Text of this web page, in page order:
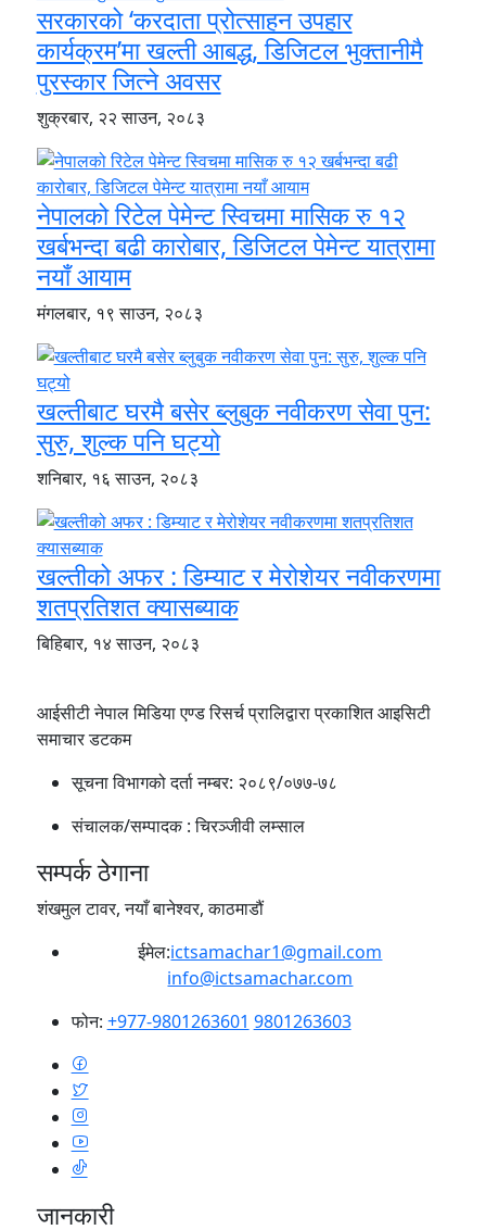
सरकारको ‘करदाता प्रोत्साहन उपहार
कार्यक्रम’मा खल्ती आबद्ध, डिजिटल भुक्तानीमै
पुरस्कार जित्ने अवसर
शुक्रबार, २२ साउन, २०८३
नेपालको रिटेल पेमेन्ट स्विचमा मासिक रु १२
खर्बभन्दा बढी कारोबार, डिजिटल पेमेन्ट यात्रामा
नयाँ आयाम
मंगलबार, १९ साउन, २०८३
खल्तीबाट घरमै बसेर ब्लुबुक नवीकरण सेवा पुन:
सुरु, शुल्क पनि घट्यो
शनिबार, १६ साउन, २०८३
खल्तीको अफर : डिम्याट र मेरोशेयर नवीकरणमा
शतप्रतिशत क्यासब्याक
बिहिबार, १४ साउन, २०८३
आईसीटी नेपाल मिडिया एण्ड रिसर्च प्रालिद्वारा प्रकाशित आइसिटी
समाचार डटकम
सूचना विभागको दर्ता नम्बर: २०८९/०७७-७८
संचालक/सम्पादक :चिरञ्जीवी लम्साल
सम्पर्क ठेगाना
शंखमुल टावर, नयाँ बानेश्वर, काठमाडौं
ईमेल:ictsamachar1@gmail.com
info@ictsamachar.com
फोन: +977-9801263601 9801263603
जानकारी